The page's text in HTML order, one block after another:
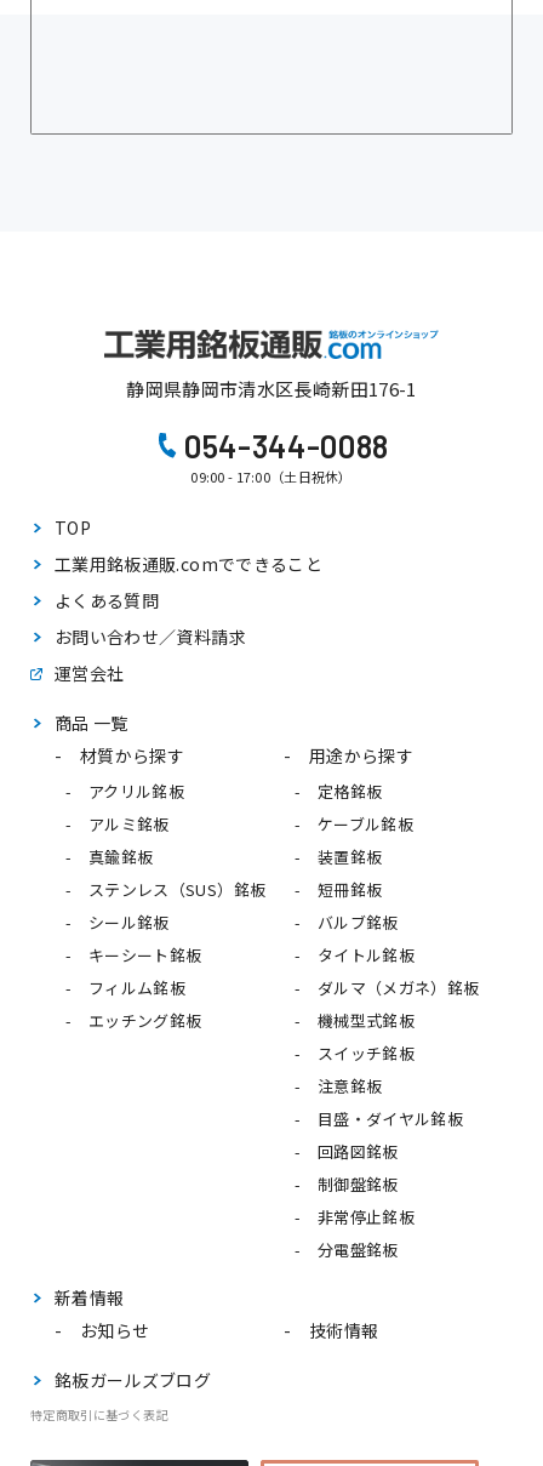
静岡県静岡市清水区長崎新田176-1
054-344-0088
09:00 - 17:00（土日祝休）
TOP
工業用銘板通販.comでできること
よくある質問
お問い合わせ／資料請求
運営会社
商品 一覧
材質から探す
アクリル銘板
アルミ銘板
真鍮銘板
ステンレス（SUS）銘板
シール銘板
キーシート銘板
フィルム銘板
エッチング銘板
用途から探す
定格銘板
ケーブル銘板
装置銘板
短冊銘板
バルブ銘板
タイトル銘板
ダルマ（メガネ）銘板
機械型式銘板
スイッチ銘板
注意銘板
目盛・ダイヤル銘板
回路図銘板
制御盤銘板
非常停止銘板
分電盤銘板
新着情報
お知らせ
技術情報
銘板ガールズブログ
特定商取引に基づく表記